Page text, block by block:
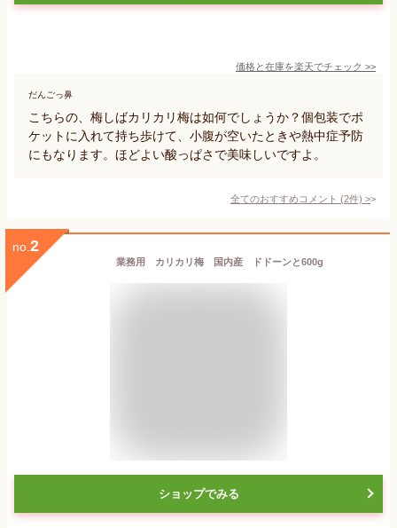
価格と在庫を楽天でチェック >>
だんごっ鼻
こちらの、梅しばカリカリ梅は如何でしょうか？個包装でポ
ケットに入れて持ち歩けて、小腹が空いたときや熱中症予防
にもなります。ほどよい酸っぱさで美味しいですよ。
全てのおすすめコメント (2件) >
no. 2
業務用 カリカリ梅 国内産 ドドーンと600g
ショップでみる